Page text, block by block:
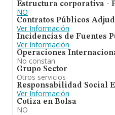
Estructura corporativa -
NO
Contratos Públicos
Ver Información
Incidencias de Fuentes
Ver Información
Operaciones
No constan
Grupo Sector
Otros servicios
Responsabilidad Social
Ver Información
Cotiza en Bolsa
NO